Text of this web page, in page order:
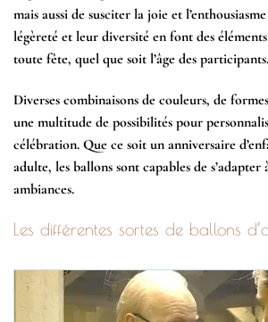
mais aussi de susciter la joie et
légèreté et leur diversité en font des
toute fête, quel que soit l’âge des participants.
Diverses combinaisons de couleurs, de
une multitude de possibilités pour
célébration. Que ce soit un anniversaire
adulte, les ballons sont capables de s’adapter
ambiances.
Les différentes sortes de ballons